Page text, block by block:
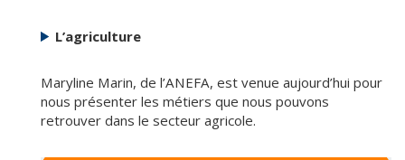
L’agriculture
Maryline Marin, de l’ANEFA, est venue aujourd’hui pour
nous présenter les métiers que nous pouvons
retrouver dans le secteur agricole.